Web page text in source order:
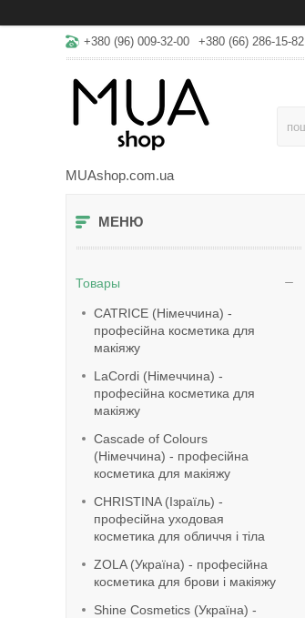
+380 (96) 009-32-00 +380 (66) 286-15-82
MUAshop.com.ua
Товары
CATRICE (Німеччина) -
професійна косметика для
макіяжу
LaСordi (Німеччина) -
професійна косметика для
макіяжу
Cascade of Colours
(Німеччина) - професійна
косметика для макіяжу
CHRISTINA (Ізраїль) -
професійна уходовая
косметика для обличчя і тіла
ZOLA (Україна) - професійна
косметика для брови і макіяжу
Shine Cosmetics (Україна) -